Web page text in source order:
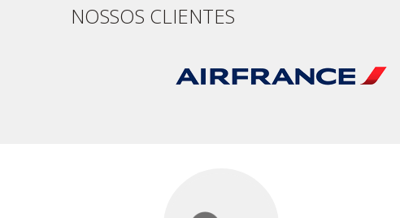
NOSSOS CLIENTES